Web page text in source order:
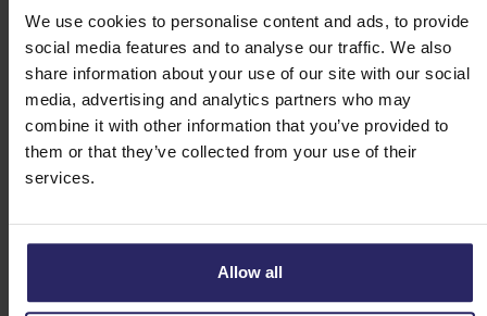
We use cookies to personalise content and ads, to provide
social media features and to analyse our traffic. We also
share information about your use of our site with our social
media, advertising and analytics partners who may
combine it with other information that you’ve provided to
them or that they’ve collected from your use of their
services.
Allow all
Tag 2 - Prag
Tag 3 - Prag -> Melnik (53km)
Tag 4 - Melnik -> Litomerice (50km)
Tag 5 - Litomerice -> Decin (52km)
Tag 6 - Decin -> Pirna (46km)